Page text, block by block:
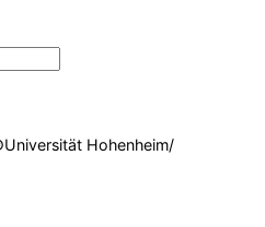
Hohenheim/